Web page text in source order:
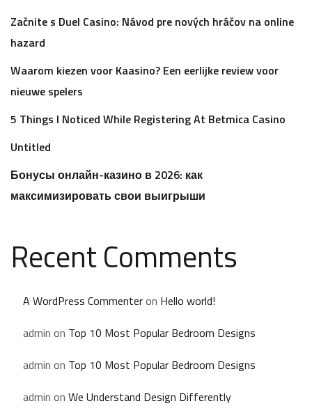
Začnite s Duel Casino: Návod pre nových hráčov na online
hazard
Waarom kiezen voor Kaasino? Een eerlijke review voor
nieuwe spelers
5 Things I Noticed While Registering At Betmica Casino
Untitled
Бонусы онлайн-казино в 2026: как
максимизировать свои выигрыши
Recent Comments
A WordPress Commenteron Hello world!
admin on Top 10 Most Popular Bedroom Designs
admin on Top 10 Most Popular Bedroom Designs
admin on We Understand Design Differently